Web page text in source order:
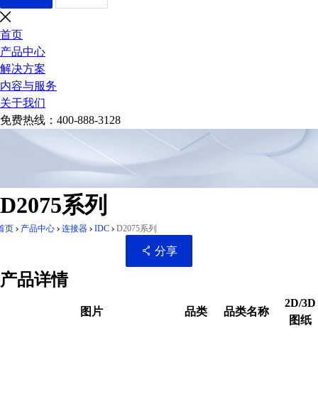
首页
产品中心
解决方案
内容与服务
关于我们
免费热线： 400-888-3128
D2075系列
页 产品中心 连接器 IDC D2075系列
分享
产品详情
图片 品类 品类名称
2D/3D
图纸